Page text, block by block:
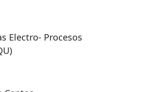
Electro- Procesos